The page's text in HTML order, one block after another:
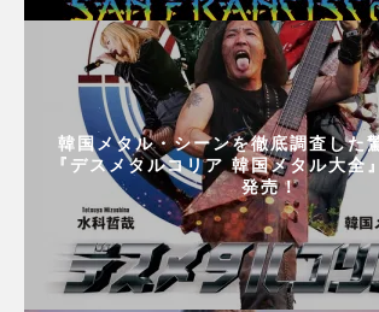
韓国メタル・シーンを徹底調査した
『デスメタルコリア 韓国メタル大全
発売！